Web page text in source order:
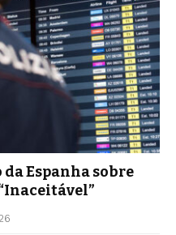
Espanha sobre